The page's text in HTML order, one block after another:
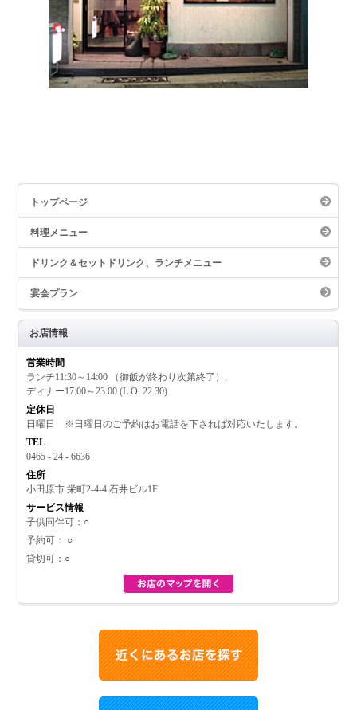
トップページ
料理メニュー
ドリンク＆セットドリンク、ランチメニュー
宴会プラン
お店情報
営業時間
ランチ11:30～14:00 （御飯が終わり次第終了）,
ディナー17:00～23:00 (L.O. 22:30)
定休日
日曜日 ※日曜日のご予約はお電話を下されば対応いたします。
TEL
0465 - 24 - 6636
住所
小田原市 栄町2-4-4 石井ビル1F
サービス情報
子供同伴可：○
予約可： ○
貸切可：○